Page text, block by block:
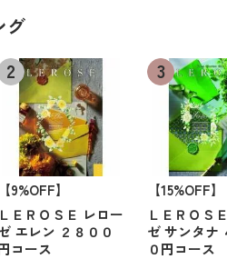
グ
【9%OFF】
ＬＥＲＯＳＥ レロー
エレン ２８００
コース
【15%OFF】
ＬＥＲＯＳ
ゼ サンタナ
０円コース